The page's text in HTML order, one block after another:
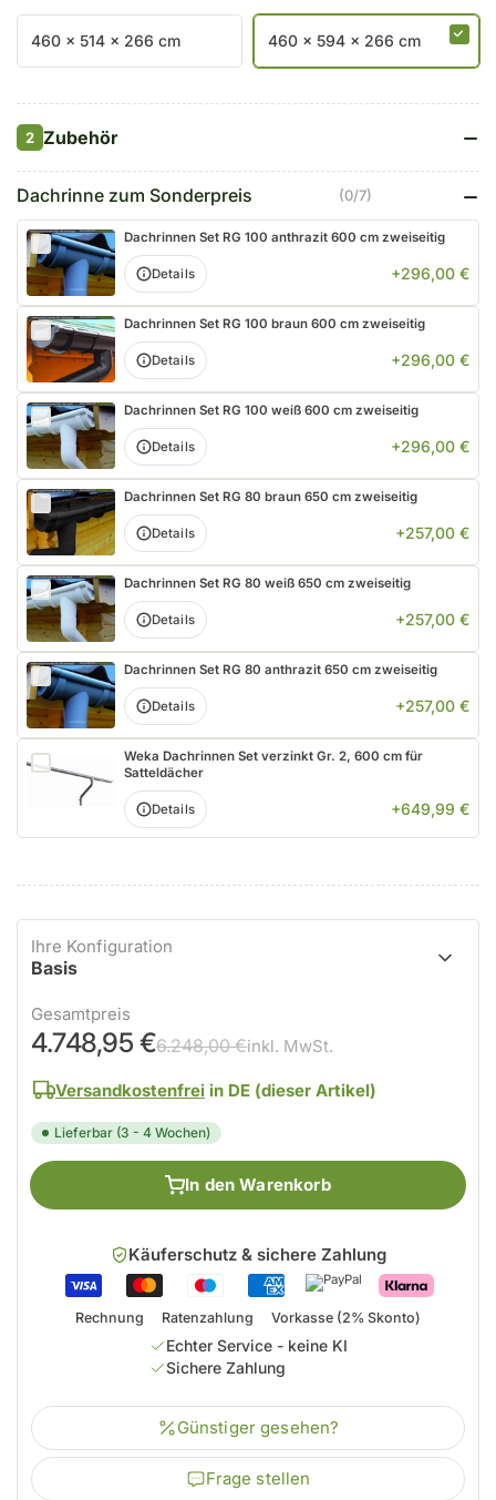
460 x 514 x 266 cm 460 x 594 x 266 cm
2 Zubehör
Dachrinne zum Sonderpreis (0/7)
Dachrinnen Set RG 100 anthrazit 600 cm zweiseitig
Details +296,00 €
Dachrinnen Set RG 100 braun 600 cm zweiseitig
Details +296,00 €
Dachrinnen Set RG 100 weiß 600 cm zweiseitig
Details +296,00 €
Dachrinnen Set RG 80 braun 650 cm zweiseitig
Details +257,00 €
Dachrinnen Set RG 80 weiß 650 cm zweiseitig
Details +257,00 €
Dachrinnen Set RG 80 anthrazit 650 cm zweiseitig
Details +257,00 €
Weka Dachrinnen Set verzinkt Gr. 2, 600 cm für
Satteldächer
Details +649,99 €
Ihre Konfiguration
Basis
Gesamtpreis
4.748,95 €6.248,00 €inkl. MwSt.
Versandkostenfrei in DE (dieser Artikel)
Lieferbar (3 - 4 Wochen)
In den Warenkorb
Käuferschutz & sichere Zahlung
Rechnung Ratenzahlung Vorkasse (2% Skonto)
Echter Service - keine KI
Sichere Zahlung
Günstiger gesehen?
Frage stellen